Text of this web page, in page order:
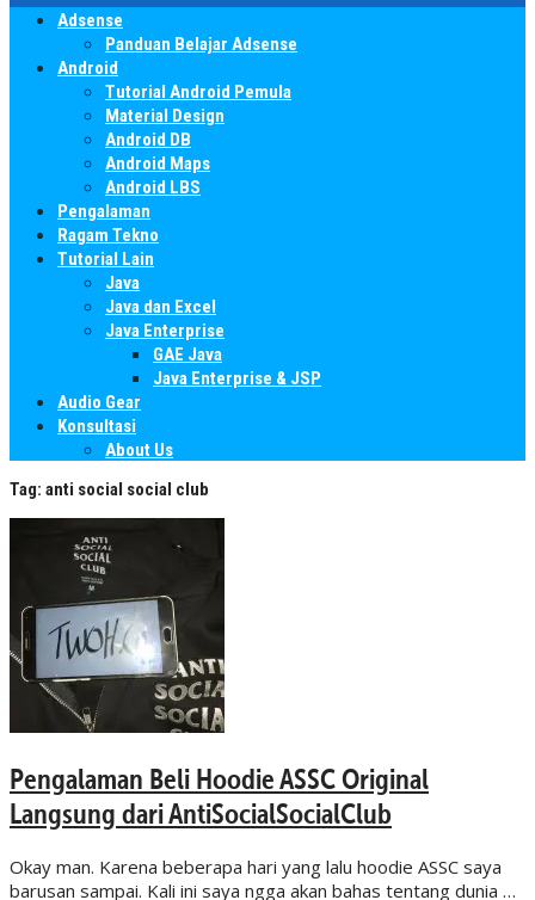
Adsense
Panduan Belajar Adsense
Android
Tutorial Android Pemula
Material Design
Android DB
Android Maps
Android LBS
Pengalaman
Ragam Tekno
Tutorial Lain
Java
Java dan Excel
Java Enterprise
GAE Java
Java Enterprise & JSP
Audio Gear
Konsultasi
About Us
Tag: anti social social club
Pengalaman Beli Hoodie ASSC Original
Langsung dari AntiSocialSocialClub
Okay man. Karena beberapa hari yang lalu hoodie ASSC saya
barusan sampai. Kali ini saya ngga akan bahas tentang dunia …